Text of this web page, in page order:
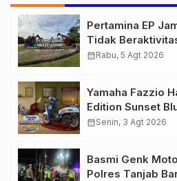
Pertamina EP
Tidak
Migas Demi
calendar_monthRabu, 5 Agt 2026
Yamaha Fazzio
Edition Sunset
Retro Summer
calendar_monthSenin, 3 Agt 2026
Basmi Genk
Polres Tanjab